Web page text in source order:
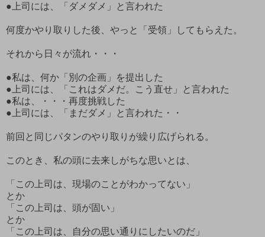
●上司には、「ダメダメ」と言われた
何度かやり取りした後、やっと「受領」してもらえた。
それから日々が流れ・・・
●私は、何か「別の企画」を提出した
●上司には、「これはダメだ。こう直せ」と言われた
●私は、・・・再度挑戦した
●上司には、「まだダメ」と言われた・・
前回と同じパタンのやり取りが繰り広げられる。
このとき、私の頭に去来しがちな思いとは、
「この上司は、現場のことがわかってない」
とか
「この上司は、頭が固い」
とか
「この上司は、自分の思い通りにしたいのだ」